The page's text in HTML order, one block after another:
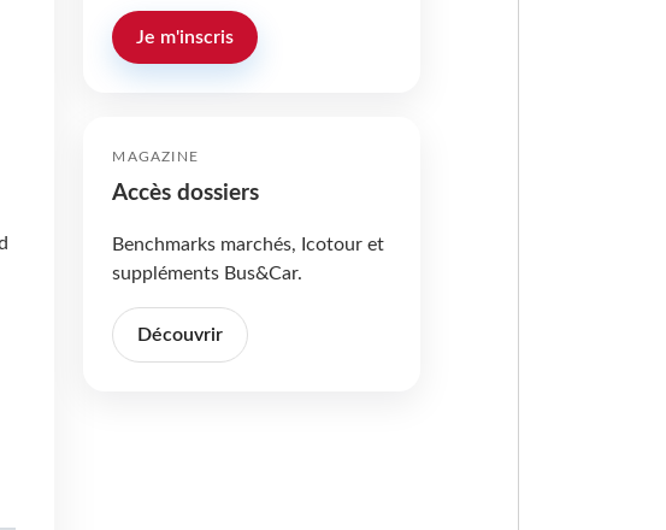
Je m'inscris
MAGAZINE
Accès dossiers
Benchmarks marchés, Icotour et
suppléments Bus&Car.
Découvrir